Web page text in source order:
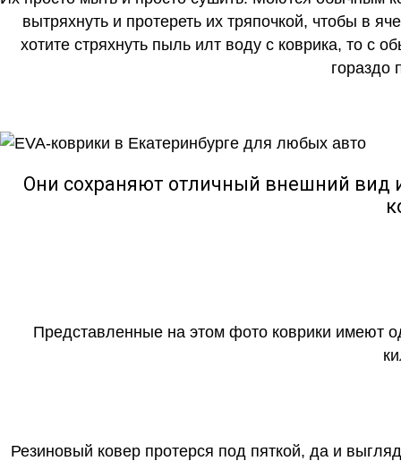
вытряхнуть и протереть их тряпочкой, чтобы в
хотите стряхнуть пыль илт воду с коврика, то с
гораздо
Они сохраняют отличный внешний вид
Представленные на этом фото коврики имеют
Резиновый ковер протерся под пяткой, да и